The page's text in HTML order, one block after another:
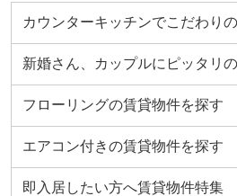
カウンターキッチンでこだわり
新婚さん、カップルにピッタリ
フローリングの賃貸物件を探す
エアコン付きの賃貸物件を探す
即入居したい方へ賃貸物件特集